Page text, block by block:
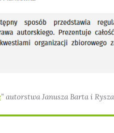
” autorstwa Janusza Barta i